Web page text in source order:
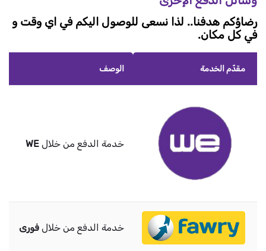
رضاؤكم هدفنا.. لذا نسعى للوصول اليكم في اي وقت و
في كل مكان.
مقدّم الخدمة الوصف
خدمة الدفع من خلال WE
خدمة الدفع من خلال فورى